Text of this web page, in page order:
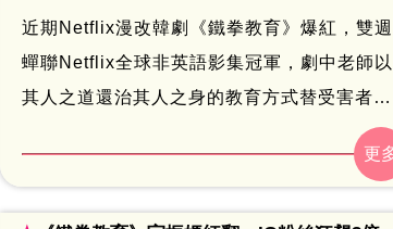
近期Netflix漫改韓劇《鐵拳教育》爆紅，雙週
蟬聯Netflix全球非英語影集冠軍，劇中老師以
其人之道還治其人之身的教育方式替受害者討
公道，讓觀眾越看越紓壓，部分寫實劇情也貼
近國內時事，在社群掀起討論。不過一名自稱